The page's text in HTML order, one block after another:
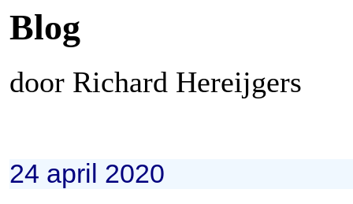
Blog
door Richard Hereijgers
24 april 2020